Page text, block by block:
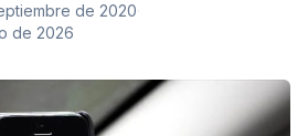
de 2020·
de 2026